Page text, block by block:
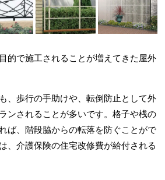
的で施工されることが増えてきた屋外
、歩行の手助けや、転倒防止として外
ンされることが多いです。格子や桟の
ば、階段脇からの転落を防ぐことがで
、介護保険の住宅改修費が給付される